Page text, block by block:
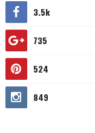
3.5k
735
524
849